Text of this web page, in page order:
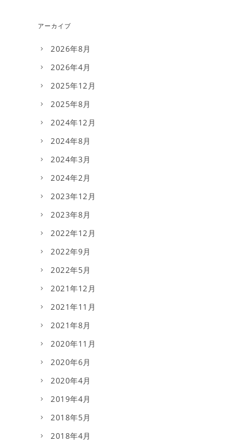
アーカイブ
2026年8月
2026年4月
2025年12月
2025年8月
2024年12月
2024年8月
2024年3月
2024年2月
2023年12月
2023年8月
2022年12月
2022年9月
2022年5月
2021年12月
2021年11月
2021年8月
2020年11月
2020年6月
2020年4月
2019年4月
2018年5月
2018年4月